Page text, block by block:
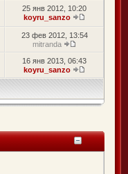
25 янв 2012, 10:20
koyru_sanzo
23 фев 2012, 13:54
mitranda
16 янв 2013, 06:43
koyru_sanzo